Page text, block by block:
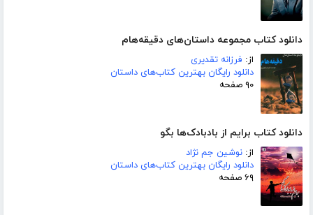
دانلود کتاب مجموعه داستان‌های دقیقه‌هام
از: فرزانه تقدیری
دانلود رایگان بهترین کتاب‌های داستان
۹۰ صفحه
دانلود کتاب برایم از بادبادک‌ها بگو
از: نوشین جم نژاد
دانلود رایگان بهترین کتاب‌های داستان
۶۹ صفحه